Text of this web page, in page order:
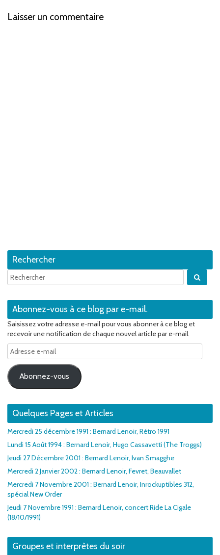
Laisser un commentaire
Rechercher
Abonnez-vous à ce blog par e-mail.
Saisissez votre adresse e-mail pour vous abonner à ce blog et
recevoir une notification de chaque nouvel article par e-mail.
Adresse
e-
mail
Abonnez-vous
Quelques Pages et Articles
Mercredi 25 décembre 1991 : Bernard Lenoir, Rétro 1991
Lundi 15 Août 1994 : Bernard Lenoir, Hugo Cassavetti (The Troggs)
Jeudi 27 Décembre 2001 : Bernard Lenoir, Ivan Smagghe
Mercredi 2 Janvier 2002 : Bernard Lenoir, Fevret, Beauvallet
Mercredi 7 Novembre 2001 : Bernard Lenoir, Inrockuptibles 312,
spécial New Order
Jeudi 7 Novembre 1991 : Bernard Lenoir, concert Ride La Cigale
(18/10/1991)
Groupes et interprètes du soir